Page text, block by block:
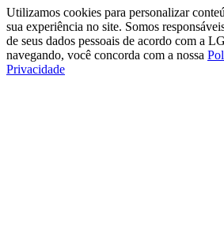
Utilizamos cookies para personalizar
sua experiência no site. Somos
de seus dados pessoais de acordo com a
navegando, você concorda com a nossa
Privacidade